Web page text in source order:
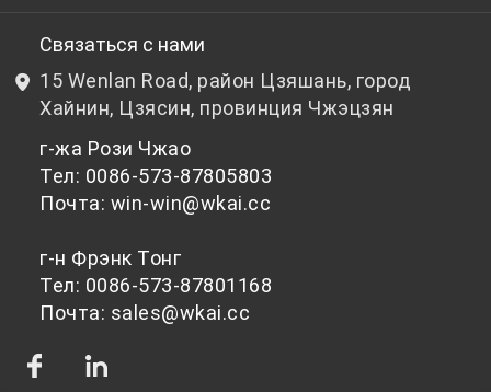
НИОКР
Новости и события
политика конфиденциальности
Бутылочный ПЭТ-гранулят
Небутылочный ПЭТ-гранулят
Связаться с нами
15 Wenlan Road, район Цзяшань, город
Хайнин, Цзясин, провинция Чжэцзян
г-жа Рози Чжао
Тел: 0086-573-87805803
Почта: win-win@wkai.cc
г-н Фрэнк Тонг
Тел: 0086-573-87801168
Почта: sales@wkai.cc